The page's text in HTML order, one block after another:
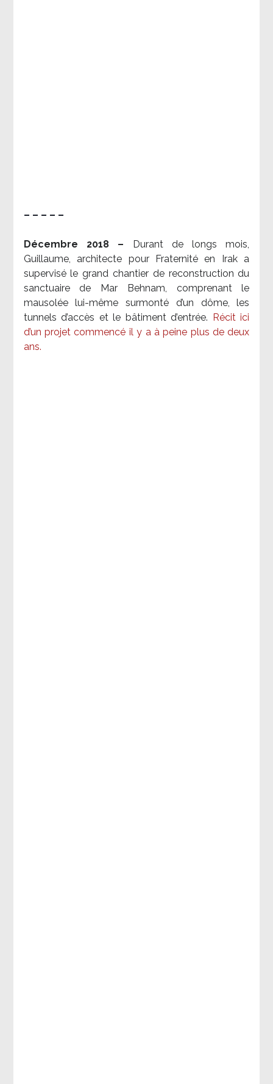
– – – – –
Décembre 2018 –
Durant de longs mois,
Guillaume, architecte pour Fraternité en Irak a
supervisé le grand chantier de reconstruction du
sanctuaire de Mar Behnam, comprenant le
mausolée lui-même surmonté d’un dôme, les
tunnels d’accès et le bâtiment d’entrée.
Récit ici
d’un projet commencé il y a à peine plus de deux
ans.